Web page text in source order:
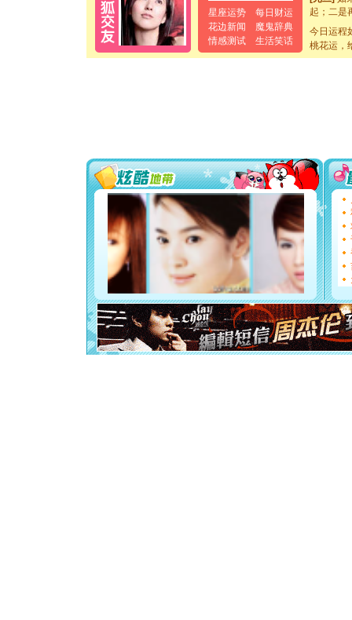
星座运势
每日财运
花边新闻
魔鬼辞典
情感测试
生活笑话
起；二是
离。水晶
[元旦]当
泣，这痛
卖了。水
你太多，
要平安
[圣诞节]
能正大
都要快乐
[圣诞节]
如意,快
[元旦]
断电。
你是我
[元旦]如
起；二是
离。水晶
[元旦]当
泣，这痛
今日运程
桃花运，